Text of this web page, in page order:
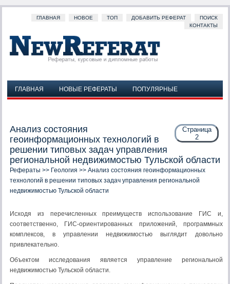
ГЛАВНАЯ НОВОЕ ТОП ДОБАВИТЬ РЕФЕРАТ
ПОИСК
КОНТАКТЫ
ГЛАВНАЯ НОВЫЕ РЕФЕРАТЫ
ПОПУЛЯРНЫЕ
Страница
2
Анализ состояния
геоинформационных технологий в
решении типовых задач управления
региональной недвижимостью Тульской области
Рефераты >> Геология >> Анализ состояния геоинформационных
технологий в решении типовых задач управления региональной
недвижимостью Тульской области
Исходя из перечисленных преимуществ использование ГИС и,
соответственно, ГИС-ориентированных приложений, программных
комплексов, в управлении недвижимостью выглядит довольно
привлекательно.
Объектом исследования является управление региональной
недвижимостью Тульской области.